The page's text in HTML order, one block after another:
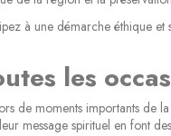
(6 avis)
à une démarche éthique et
les
de moments importants de
message spirituel en font